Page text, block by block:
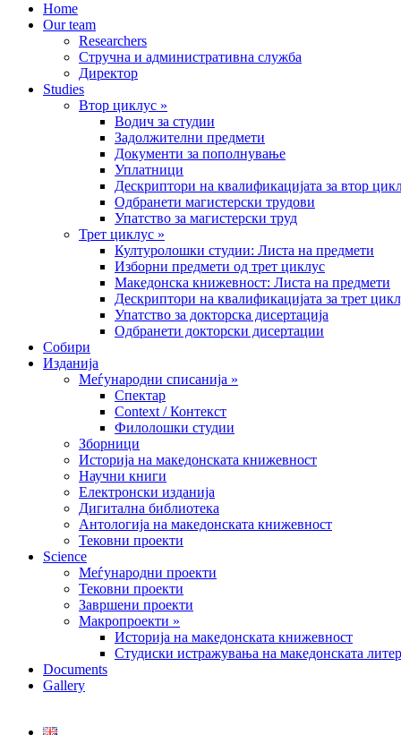
Home
Our team
Researchers
Стручна и административна служба
Директор
Studies
Втор циклус »
Водич за студии
Задолжителни предмети
Документи за пополнување
Уплатници
Дескриптори на квалификацијата за втор
Одбранети магистерски трудови
Упатство за магистерски труд
Трет циклус »
Културолошки студии: Листа на предмети
Изборни предмети од трет циклус
Македонска книжевност: Листа на предмети
Дескриптори на квалификацијата за трет
Упатство за докторска дисертација
Одбранети докторски дисертации
Собири
Изданија
Меѓународни списанија »
Спектар
Context / Контекст
Филолошки студии
Зборници
Историја на македонската книжевност
Научни книги
Електронски изданија
Дигитална библиотека
Антологија на македонската книжевност
Тековни проекти
Science
Меѓународни проекти
Тековни проекти
Завршени проекти
Макропроекти »
Историја на македонската книжевност
Студиски истражувања на македонската
Documents
Gallery